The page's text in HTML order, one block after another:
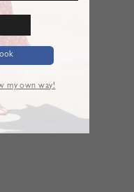
my own way!